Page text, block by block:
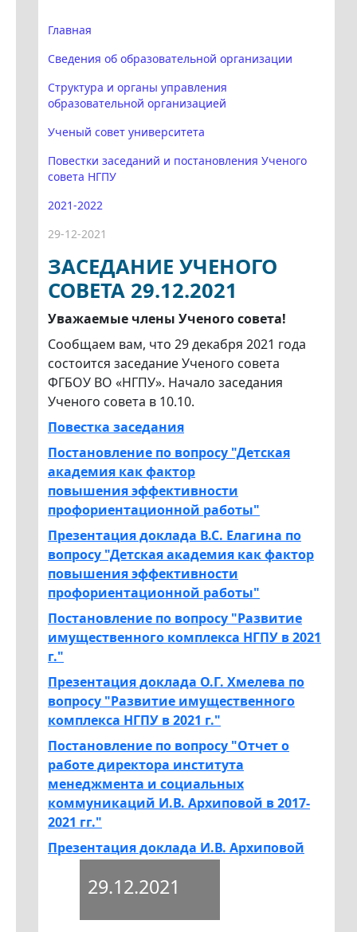
Главная
Сведения об образовательной организации
Структура и органы управления
образовательной организацией
Ученый совет университета
Повестки заседаний и постановления Ученого
совета НГПУ
2021-2022
29-12-2021
ЗАСЕДАНИЕ УЧЕНОГО
СОВЕТА 29.12.2021
Уважаемые члены Ученого совета!
Сообщаем вам, что 29 декабря 2021 года
состоится заседание Ученого совета
ФГБОУ ВО «НГПУ». Начало заседания
Ученого совета в 10.10.
Повестка заседания
Постановление по вопросу "Детская
академия как фактор
повышенияэффективности
профориентационной работы"
Презентация доклада В.С. Елагина по
вопросу "Детская академия как фактор
повышения эффективности
профориентационной работы"
Постановление по вопросу "Развитие
имущественного комплекса НГПУ в 2021
г."
Презентация доклада О.Г. Хмелева по
вопросу "Развитие имущественного
комплекса НГПУ в 2021 г."
Постановление по вопросу "Отчет о
работе директора института
менеджмента и социальных
коммуникаций И.В. Архиповой в 2017-
2021 гг."
Презентация доклада И.В. Архиповой
29.12.2021